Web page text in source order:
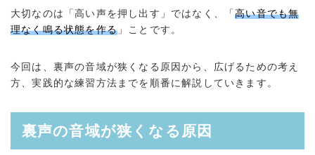
大切なのは「高い声を押し出す」ではなく、「高い音でも無
理なく鳴る状態を作る 」ことです。
今回は、裏声の音域が狭くなる原因から、広げるための考え
方、実践的な練習方法までを順番に解説していきます。
裏声の音域が狭くなる原因